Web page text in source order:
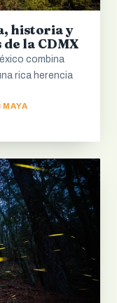
historia y
la CDMX
combina
rica herencia